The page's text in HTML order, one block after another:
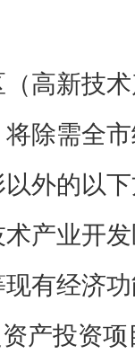
新技术
除需全
外的以
产业开
有经济
投资项